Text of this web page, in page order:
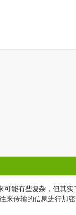
能有些复杂，但其实
来传输的信息进行加